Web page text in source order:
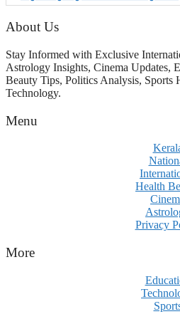
നിയമസഭ വരെ 140
ഫണ്ട് വിനിയോഗം
പരിശോധിക്കുമോ?
ഘടകത്തോട് അതൃപ്തി
About Us
Stay Informed with Exclusive
Astrology Insights, Cinema Updates,
Beauty Tips, Politics Analysis, Sports
Technology.
Menu
Health
Privacy
More